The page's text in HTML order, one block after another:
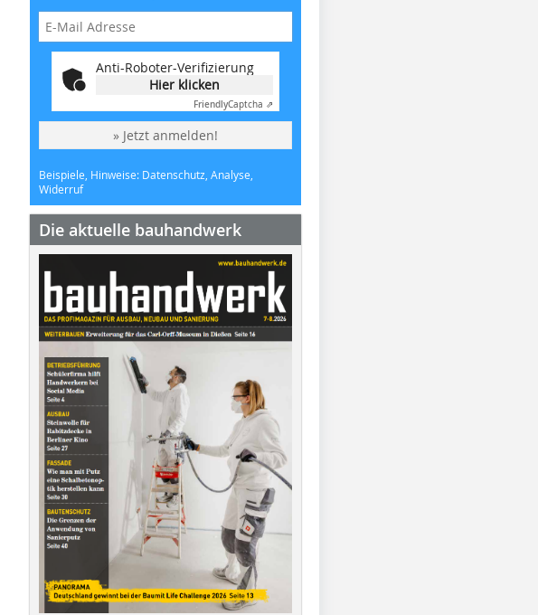
Anti-Roboter-Verifizierung
Hier klicken
FriendlyCaptcha ⇗
» Jetzt anmelden!
Beispiele, Hinweise: Datenschutz, Analyse,
Widerruf
Die aktuelle bauhandwerk